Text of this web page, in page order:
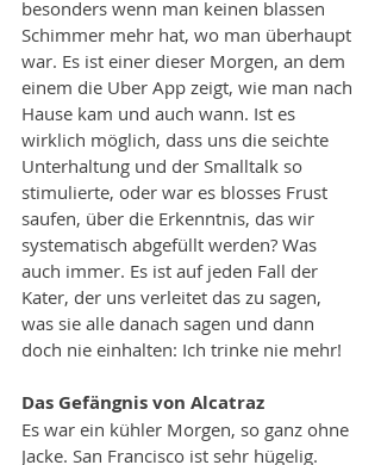
besonders wenn man keinen blassen
Schimmer mehr hat, wo man überhaupt
war. Es ist einer dieser Morgen, an dem
einem die Uber App zeigt, wie man nach
Hause kam und auch wann. Ist es
wirklich möglich, dass uns die seichte
Unterhaltung und der Smalltalk so
stimulierte, oder war es blosses Frust
saufen, über die Erkenntnis, das wir
systematisch abgefüllt werden? Was
auch immer. Es ist auf jeden Fall der
Kater, der uns verleitet das zu sagen,
was sie alle danach sagen und dann
doch nie einhalten: Ich trinke nie mehr!
Das Gefängnis von Alcatraz
Es war ein kühler Morgen, so ganz ohne
Jacke. San Francisco ist sehr hügelig.